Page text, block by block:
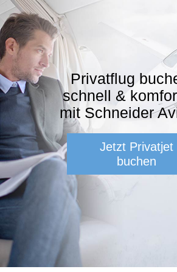
Privatflug
schnell &
mit Schneider
Jetzt Privatjet
buchen